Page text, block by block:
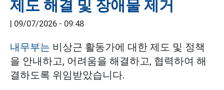
제도 해결 및 장애물 제거
09/07/2026 - 09:48
내무부는 비상근 활동가에 대한 제도 및 정책
을 안내하고, 어려움을 해결하고, 협력하여 해
결하도록 위임받았습니다.